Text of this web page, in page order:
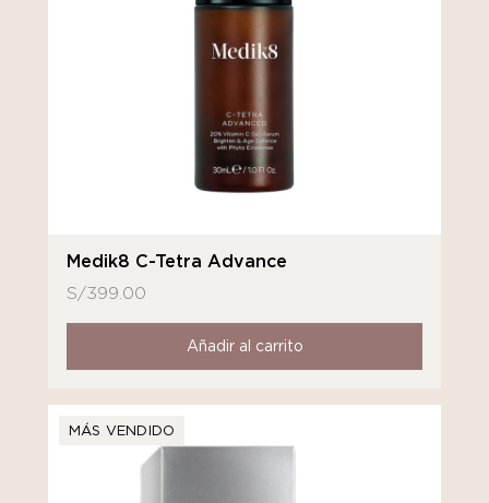
Medik8 C-Tetra Advance
S/399.00
Añadir al carrito
MÁS VENDIDO